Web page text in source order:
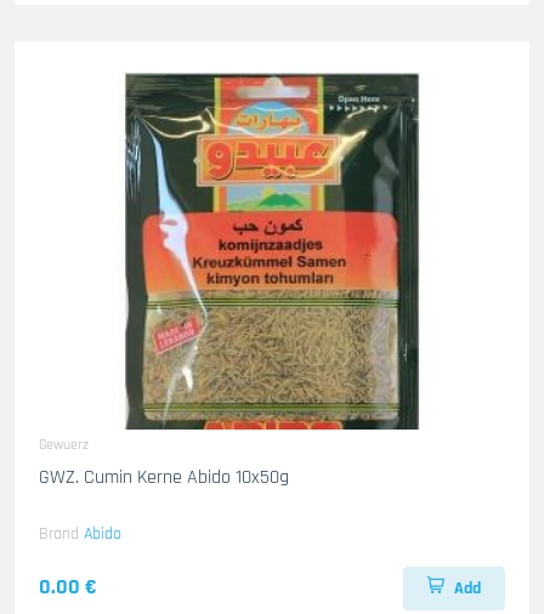
Gewuerz
GWZ. Cumin Kerne Abido 10x50g
Brand Abido
0.00 € Add